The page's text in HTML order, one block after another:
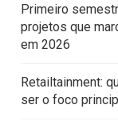
4D
Primeiro
projetos que
em 2026
Retailtainment:
ser o foco